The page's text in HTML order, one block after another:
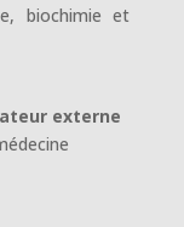
biochimie et
externe